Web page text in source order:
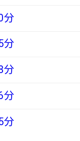
分
分
分
分
分